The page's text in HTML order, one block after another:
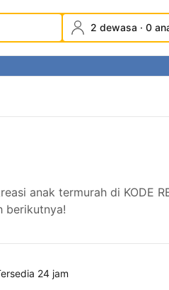
2 dewasa · 0
anak termurah di KODE
berikutnya!
24 jam